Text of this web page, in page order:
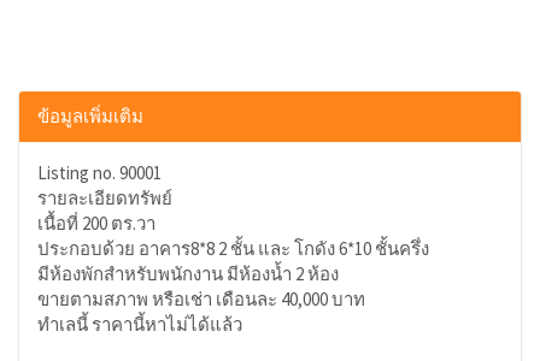
ข้อมูลเพิ่มเติม
Listing no. 90001
รายละเอียดทรัพย์
เนื้อที่ 200 ตร.วา
ประกอบด้วย อาคาร8*8 2 ชั้น และ โกดัง 6*10 ชั้นครึ่ง
มีห้องพักสำหรับพนักงาน มีห้องน้ำ 2 ห้อง
ขายตามสภาพ หรือเช่า เดือนละ 40,000 บาท
ทำเลนี้ ราคานี้หาไม่ได้แล้ว